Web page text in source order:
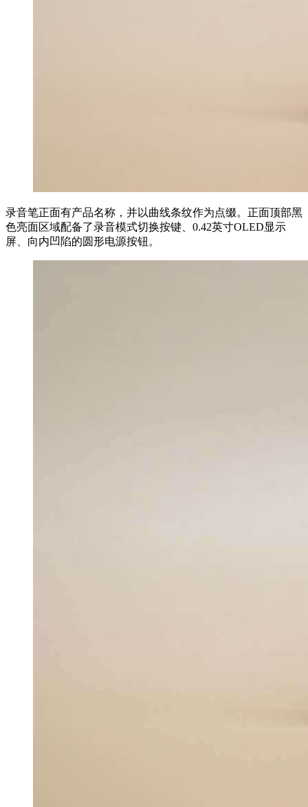
录音笔正面有产品名称，并以曲线条纹作为点缀。正面顶部黑
色亮面区域配备了录音模式切换按键、0.42英寸OLED显示
屏、向内凹陷的圆形电源按钮。